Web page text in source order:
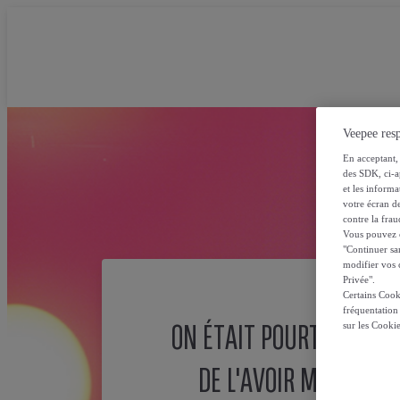
ON ÉTAIT POURTANT
DE L'AVOIR MISE ICI !
Veepee
En
des SDK, ci-
et les
votre écran
contre la
Vous pouvez
"Continuer
modifier vos
Privée".
Certains
fréquentation
sur les